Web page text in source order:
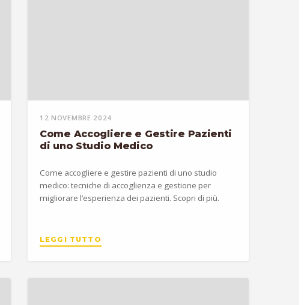
12 NOVEMBRE 2024
Come Accogliere e Gestire Pazienti
di uno Studio Medico
Come accogliere e gestire pazienti di uno studio
medico: tecniche di accoglienza e gestione per
migliorare l’esperienza dei pazienti. Scopri di più.
LEGGI TUTTO